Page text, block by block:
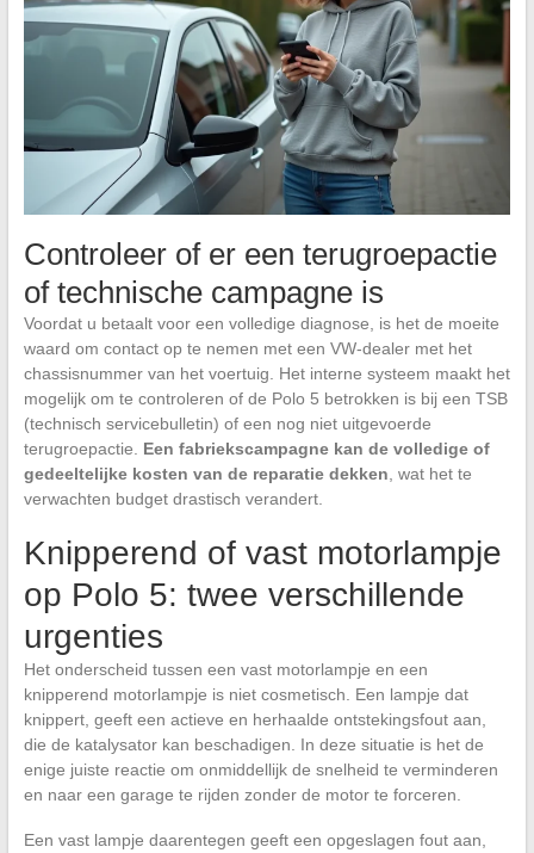
Controleer of er een terugroepactie
of technische campagne is
Voordat u betaalt voor een volledige diagnose, is het de moeite
waard om contact op te nemen met een VW-dealer met het
chassisnummer van het voertuig. Het interne systeem maakt het
mogelijk om te controleren of de Polo 5 betrokken is bij een TSB
(technisch servicebulletin) of een nog niet uitgevoerde
terugroepactie. Een fabriekscampagne kan de volledige of
gedeeltelijke kosten van de reparatie dekken , wat het te
verwachten budget drastisch verandert.
Knipperend of vast motorlampje
op Polo 5: twee verschillende
urgenties
Het onderscheid tussen een vast motorlampje en een
knipperend motorlampje is niet cosmetisch. Een lampje dat
knippert, geeft een actieve en herhaalde ontstekingsfout aan,
die de katalysator kan beschadigen. In deze situatie is het de
enige juiste reactie om onmiddellijk de snelheid te verminderen
en naar een garage te rijden zonder de motor te forceren.
Een vast lampje daarentegen geeft een opgeslagen fout aan,